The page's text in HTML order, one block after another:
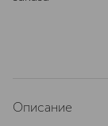
Описание